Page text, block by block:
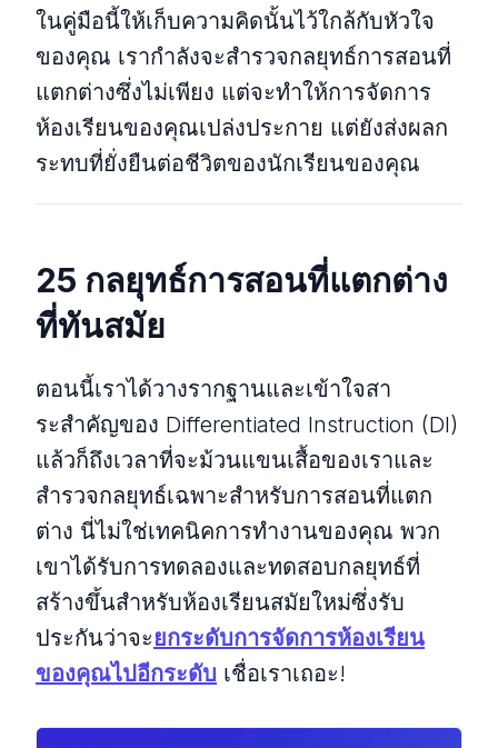
ในคู่มือนี้ให้เก็บความคิดนั้นไว้ใกล้กับหัวใจ
ของคุณ เรากําลังจะสํารวจกลยุทธ์การสอนที่
แตกต่างซึ่งไม่เพียง แต่จะทําให้การจัดการ
ห้องเรียนของคุณเปล่งประกาย แต่ยังส่งผลก
ระทบที่ยั่งยืนต่อชีวิตของนักเรียนของคุณ
25 กลยุทธ์การสอนที่แตกต่าง
ที่ทันสมัย
ตอนนี้เราได้วางรากฐานและเข้าใจสา
ระสําคัญของ Differentiated Instruction (DI)
แล้วก็ถึงเวลาที่จะม้วนแขนเสื้อของเราและ
สํารวจกลยุทธ์เฉพาะสําหรับการสอนที่แตก
ต่าง นี่ไม่ใช่เทคนิคการทํางานของคุณ พวก
เขาได้รับการทดลองและทดสอบกลยุทธ์ที่
สร้างขึ้นสําหรับห้องเรียนสมัยใหม่ซึ่งรับ
ประกันว่าจะยกระดับการจัดการห้องเรียน
ของคุณไปอีกระดับ เชื่อเราเถอะ!